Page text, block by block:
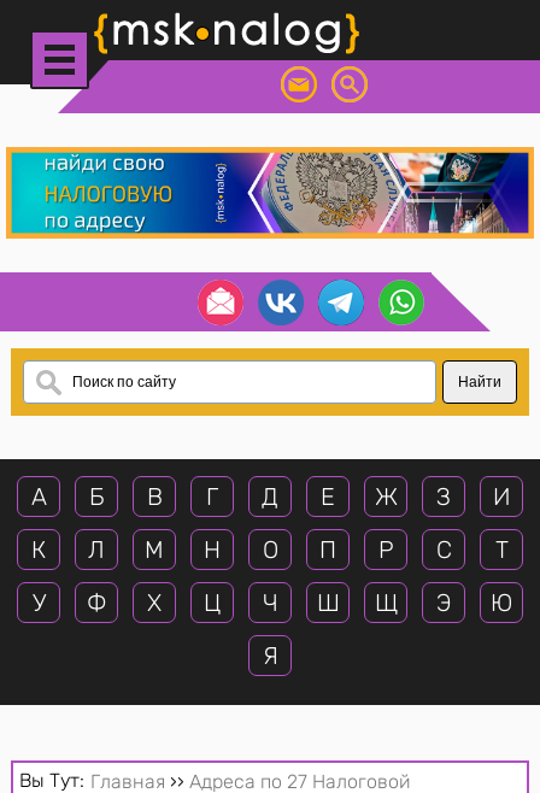
А Б В Г Д Е Ж З
И
К
Л М Н О П Р С
Т
У
Ф Х Ц Ч Ш Щ Э
Ю
Я
Вы Тут: Главная ›› Адреса по 27 Налоговой